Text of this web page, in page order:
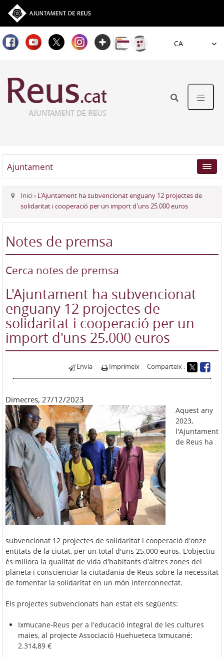
Idioma
Ajuntament
Inici› L'Ajuntament ha subvencionat enguany 12 projectes de
solidaritat i cooperació per un import d'uns 25.000 euros
Notes de premsa
Cerca notes de premsa
L'Ajuntament ha subvencionat
enguany 12 projectes de
solidaritat i cooperació per un
import d'uns 25.000 euros
Envia Imprimeix Comparteix :
Dimecres, 27/12/2023
Aquest any
2023,
l'Ajuntament
de Reus ha
subvencionat 12 projectes de solidaritat i cooperació d'onze
entitats de la ciutat, per un total d'uns 25.000 euros. L'objectiu
és millora la qualitat de vida d'habitants d'altres zones del
planeta i conscienciar la ciutadania de Reus sobre la necessitat
de fomentar la solidaritat en un món interconnectat.
Els projectes subvencionats han estat els següents:
Ixmucane-Reus per a l'educació integral de les cultures
maies, al projecte Associació Huehueteca Ixmucané:
2.314,89 €